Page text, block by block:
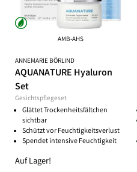
AMB-AHS
ANNEMARIE BÖRLIND
AQUANATURE Hyaluron
Set
Gesichtspflegeset
Glättet Trockenheitsfältchen
sichtbar
Schützt vor Feuchtigkeitsverlust
Spendet intensive Feuchtigkeit
Auf Lager!